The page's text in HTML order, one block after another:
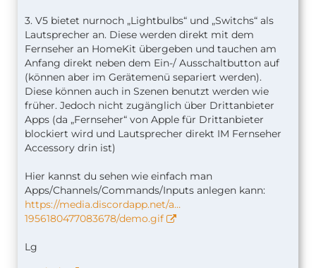
aktuell bekomme ich das Gerät Sony FS Lautstärke
von Vers.4.x nicht gelöscht. Er kommt bei jedem
import der Bridge wieder mit rein.
Ist es richtig, das bei V 5.x kein separater
Lautstärkeregler als Gerät zur Nutzung in Szenen
mehr existiert?
Das wäre sehr schade, da ich diesen in Szenen
nutze um den Ton ein oder aus zu schalten.
Das Plugin läuft bei mir als separate Instanz mit
eigner UI-X Instanz
im Anhang mal meine config.json
3. V5 bietet nurnoch „Lightbulbs“ und „Switchs“ als
Lautsprecher an. Diese werden direkt mit dem
Fernseher an HomeKit übergeben und tauchen am
Anfang direkt neben dem Ein-/ Ausschaltbutton auf
(können aber im Gerätemenü separiert werden).
Diese können auch in Szenen benutzt werden wie
früher. Jedoch nicht zugänglich über Drittanbieter
Apps (da „Fernseher“ von Apple für Drittanbieter
blockiert wird und Lautsprecher direkt IM Fernseher
Accessory drin ist)
Hier kannst du sehen wie einfach man
Apps/Channels/Commands/Inputs anlegen kann:
https://media.discordapp.net/a…
1956180477083678/demo.gif
Lg